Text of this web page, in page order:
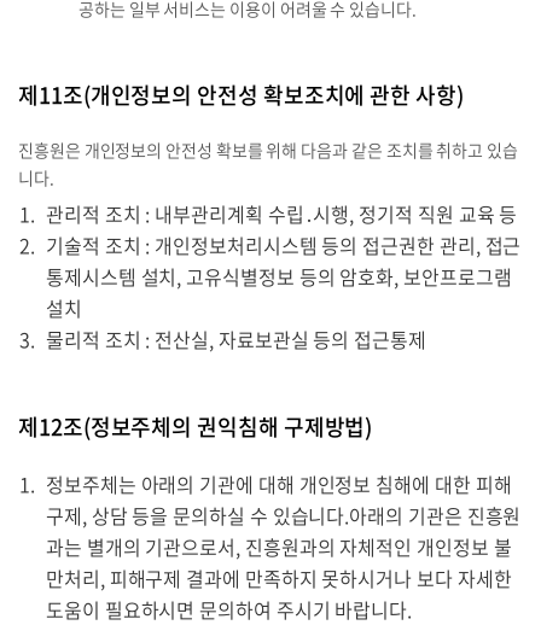
공하는 일부 서비스는 이용이 어려울 수 있습니다.
제11조(개인정보의 안전성 확보조치에 관한 사항)
진흥원은 개인정보의 안전성 확보를 위해 다음과 같은 조치를 취하고 있습
니다.
관리적 조치 : 내부관리계획 수립․시행, 정기적 직원 교육 등
기술적 조치 : 개인정보처리시스템 등의 접근권한 관리, 접근
통제시스템 설치, 고유식별정보 등의 암호화, 보안프로그램
설치
물리적 조치 : 전산실, 자료보관실 등의 접근통제
제12조(정보주체의 권익침해 구제방법)
정보주체는 아래의 기관에 대해 개인정보 침해에 대한 피해
구제, 상담 등을 문의하실 수 있습니다.아래의 기관은 진흥원
과는 별개의 기관으로서, 진흥원과의 자체적인 개인정보 불
만처리, 피해구제 결과에 만족하지 못하시거나 보다 자세한
도움이 필요하시면 문의하여 주시기 바랍니다.